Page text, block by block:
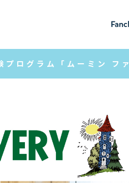
ログラム「ムーミン フ